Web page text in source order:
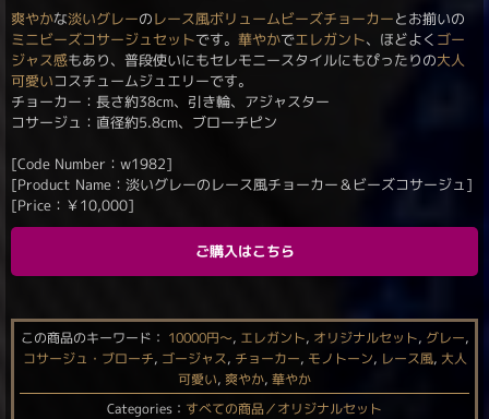
爽やかな淡いグレーのレース風ボリュームビーズチョーカーとお揃いの
ミニビーズコサージュセットです。 華やかでエレガント、ほどよく ゴー
ジャス感もあり、普段使いにもセレモニースタイルにもぴったりの大人
可愛いコスチュームジュエリーです。
チョーカー：長さ約38cm、引き輪、アジャスター
コサージュ：直径約5.8cm、ブローチピン
[Code Number：w1982]
[Product Name：淡いグレーのレース風チョーカー＆ビーズコサージュ]
[Price： ￥10,000]
ご購入はこちら
この商品のキーワード： 10000円〜, エレガント, オリジナルセット, グレー,
コサージュ・ブローチ, ゴージャス, チョーカー, モノトーン, レース風, 大人
可愛い, 爽やか, 華やか
Categories： すべての商品／オリジナルセット